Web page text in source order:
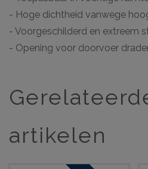
- Hoge dichtheid vanwege
- Voorgeschilderd en extreem
- Opening voor doorvoer
artikelen